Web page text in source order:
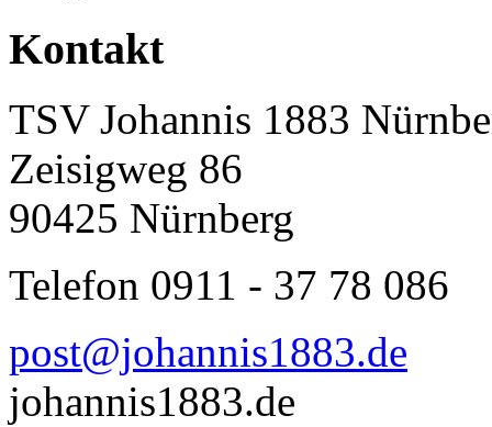
Kontakt
TSV Johannis 1883
Zeisigweg 86
90425 Nürnberg
Telefon 0911 - 37 78 086
post@johannis1883.de
johannis1883.de